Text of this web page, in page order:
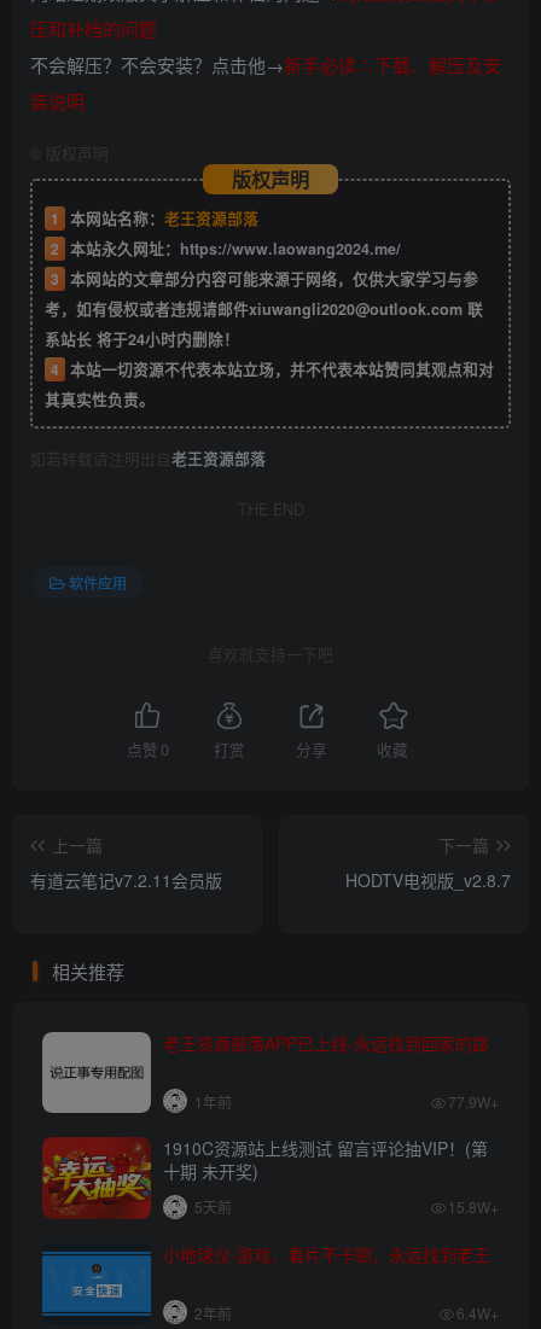
压和补档的问题
不会解压？不会安装？点击他→新手必读∴下载、解压及安
装说明
版权声明
版权声明
1 本网站名称： 老王资源部落
2 本站永久网址： https://www.laowang2024.me/
3 本网站的文章部分内容可能来源于网络，仅供大家学习与参
考，如有侵权或者违规请邮件xiuwangli2020@outlook.com 联
系站长 将于24小时内删除！
4 本站一切资源不代表本站立场，并不代表本站赞同其观点和对
其真实性负责。
如若转载请注明出自老王资源部落
THE END
软件应用
喜欢就支持一下吧
点赞 0 打赏 分享 收藏
上一篇
有道云笔记v7.2.11会员版
下一篇
HODTV电视版_v2.8.7
相关推荐
老王资源部落APP已上线-永远找到回家的路
1年前 77.9W+
1910C资源站上线测试 留言评论抽VIP！(第
十期 未开奖)
5天前 15.8W+
小地球仪-游戏、看片不卡顿，永远找到老王
2年前 6.4W+